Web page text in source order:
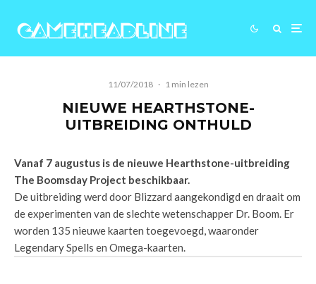
11/07/2018 · 1 min lezen
NIEUWE HEARTHSTONE-
UITBREIDING ONTHULD
Vanaf 7 augustus is de nieuwe Hearthstone-uitbreiding
The Boomsday Project beschikbaar.
De uitbreiding werd door Blizzard aangekondigd en draait om
de experimenten van de slechte wetenschapper Dr. Boom. Er
worden 135 nieuwe kaarten toegevoegd, waaronder
Legendary Spells en Omega-kaarten.